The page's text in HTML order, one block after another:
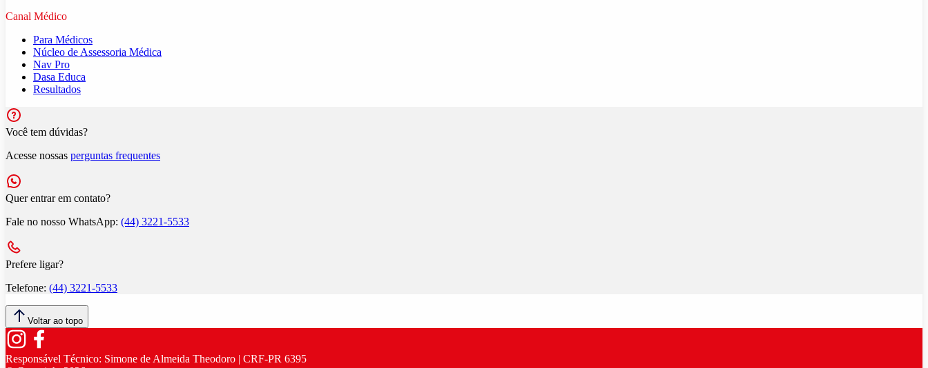
Canal Médico
Para Médicos
Núcleo de Assessoria Médica
Nav Pro
Dasa Educa
Resultados
Você tem dúvidas?
Acesse nossas perguntas frequentes
Quer entrar em contato?
Fale no nosso WhatsApp: (44) 3221-5533
Prefere ligar?
Telefone: (44) 3221-5533
Voltar ao topo
Responsável Técnico: Simone de Almeida Theodoro | CRF-PR 6395